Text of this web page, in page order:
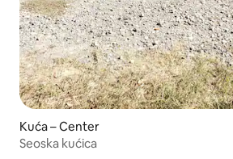
Kuća – Center
Seoska kućica